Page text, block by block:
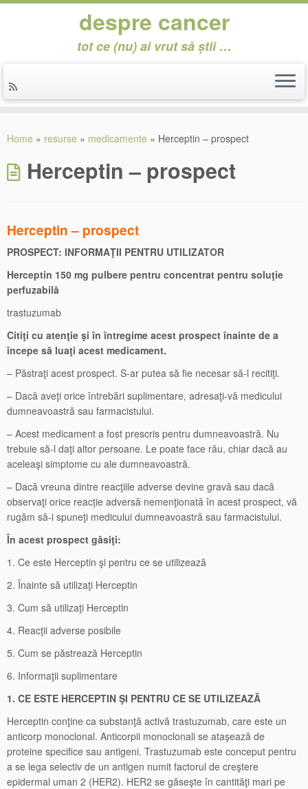
despre cancer
tot ce (nu) ai vrut să știi …
Home » resurse » medicamente » Herceptin – prospect
Herceptin – prospect
Herceptin – prospect
PROSPECT: INFORMAŢII PENTRU UTILIZATOR
Herceptin 150 mg pulbere pentru concentrat pentru soluţie
perfuzabilă
trastuzumab
Citiţi cu atenţie şi în întregime acest prospect înainte de a
începe să luaţi acest medicament.
– Păstraţi acest prospect. S-ar putea să fie necesar să-l recitiţi.
– Dacă aveţi orice întrebări suplimentare, adresaţi-vă medicului
dumneavoastră sau farmacistului.
– Acest medicament a fost prescris pentru dumneavoastră. Nu
trebuie să-l daţi altor persoane. Le poate face rău, chiar dacă au
aceleaşi simptome cu ale dumneavoastră.
– Dacă vreuna dintre reacţiile adverse devine gravǎ sau dacă
observaţi orice reacție adversă nemenţionatǎ în acest prospect, vă
rugăm să-i spuneţi medicului dumneavoastră sau farmacistului.
În acest prospect găsiţi:
1. Ce este Herceptin şi pentru ce se utilizează
2. Înainte să utilizaţi Herceptin
3. Cum să utilizaţi Herceptin
4. Reacţii adverse posibile
5. Cum se păstrează Herceptin
6. Informaţii suplimentare
1. CE ESTE HERCEPTIN ŞI PENTRU CE SE UTILIZEAZĂ
Herceptin conţine ca substanţă activă trastuzumab, care este un
anticorp monoclonal. Anticorpii monoclonali se ataşează de
proteine specifice sau antigeni. Trastuzumab este conceput pentru
a se lega selectiv de un antigen numit factorul de creştere
epidermal uman 2 (HER2). HER2 se găseşte în cantităţi mari pe